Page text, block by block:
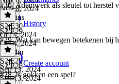
History
Create account
Nov 8, 2024
40 mins
#30_Ademwerk als sleutel tot herstel
S2 E30·
Oct 4, 2024
Oct 4, 2024
1h 14m
S2 E29
#29_Wat kan bewegen betekenen bij
S2 E29·
Sep 13, 2024
Sep 13, 2024
S2 E28
#28_Is gokken een spel?